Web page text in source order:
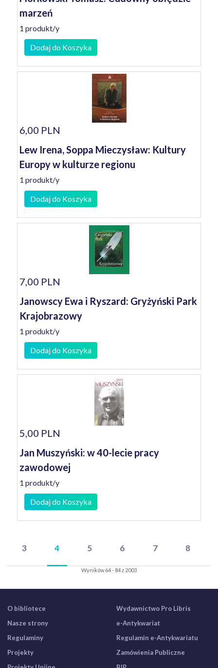
marzeń
1 produkt/y
Dodaj do Koszyka
6,00 PLN
Lew Irena, Soppa Mieczysław: Kultury
Europy w kulturze regionu
1 produkt/y
Dodaj do Koszyka
7,00 PLN
Janowscy Ewa i Ryszard: Gryżyński Park
Krajobrazowy
1 produkt/y
Dodaj do Koszyka
5,00 PLN
Jan Muszyński: w 40-lecie pracy
zawodowej
1 produkt/y
Dodaj do Koszyka
3 4 5 6 7 8
Wyników 64 - 84 z 2003
O bibliotece
Nasze strony
Regulaminy
Projekty
Wydawnictwo Pro Libris
e-Antykwariat
Regulamin e-Antykwariatu
Zamówienia Publiczne